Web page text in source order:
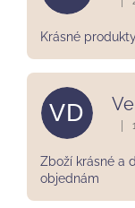
Krásné
VD
Zboží krásné a
objednám